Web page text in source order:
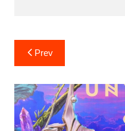
Post
navigation
Prev